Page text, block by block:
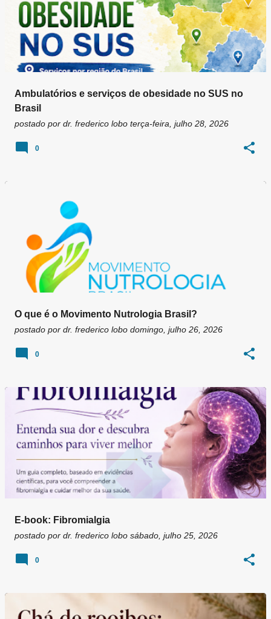
Ambulatórios e serviços de obesidade no SUS no
Brasil
postado por dr. frederico lobo terça-feira, julho 28, 2026
0
O que é o Movimento Nutrologia Brasil?
postado por dr. frederico lobo domingo, julho 26, 2026
0
E-book: Fibromialgia
postado por dr. frederico lobo sábado, julho 25, 2026
0